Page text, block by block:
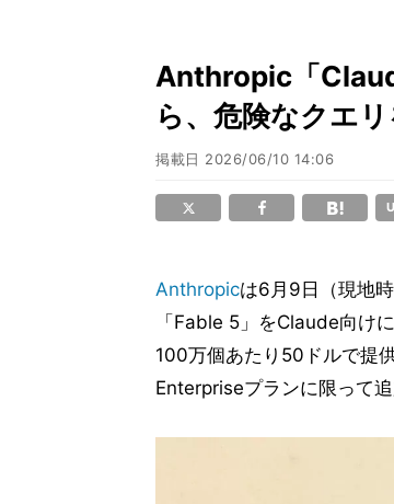
Anthropic「
ら、危険なクエ
掲載日 2026/06/10 14:06
Anthropicは6月9日（現地
「Fable 5」をClaude向け
100万個あたり50ドルで提
Enterpriseプランに限って